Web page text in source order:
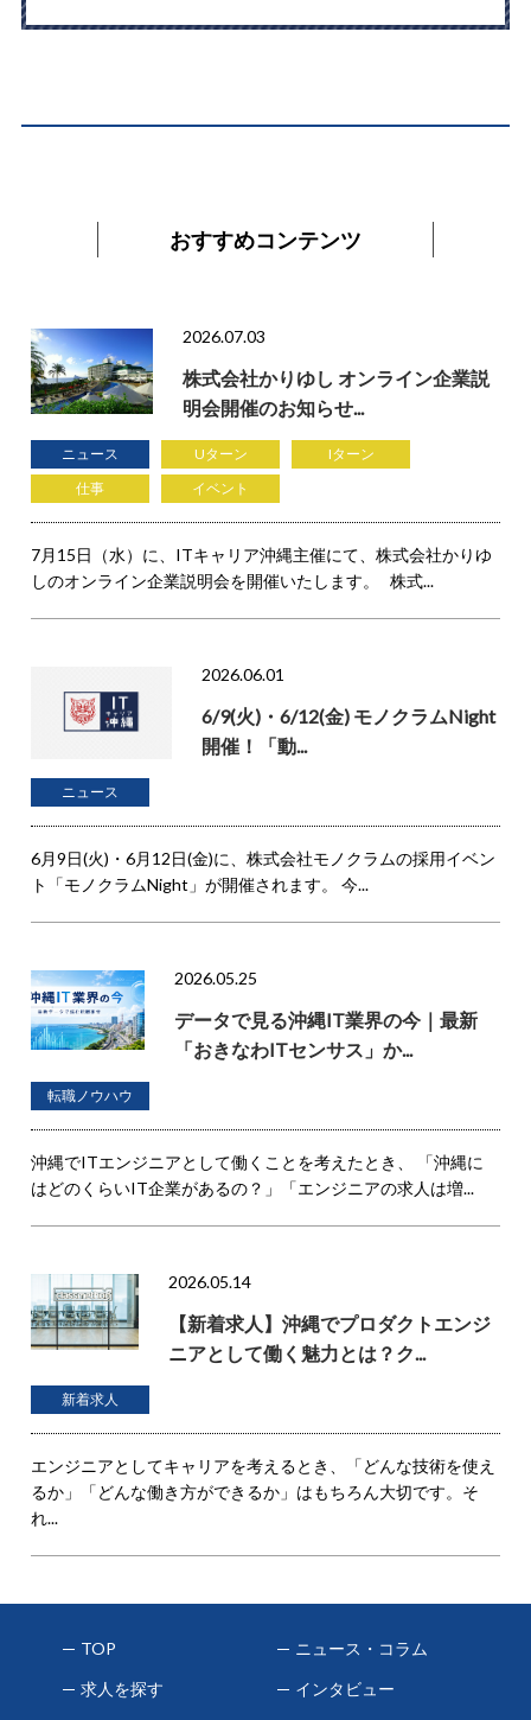
おすすめコンテンツ
2026.07.03
株式会社かりゆし オンライン企業説
明会開催のお知らせ...
ニュース Uターン
Iターン
仕事
イベント
7月15日（水）に、ITキャリア沖縄主催にて、株式会社かりゆ
しのオンライン企業説明会を開催いたします。 株式...
2026.06.01
6/9(火)・6/12(金) モノクラムNight
開催！「動...
ニュース
6月9日(火)・6月12日(金)に、株式会社モノクラムの採用イベン
ト「モノクラムNight」が開催されます。 今...
2026.05.25
データで見る沖縄IT業界の今｜最新
「おきなわITセンサス」か...
転職ノウハウ
沖縄でITエンジニアとして働くことを考えたとき、 「沖縄に
はどのくらいIT企業があるの？」「エンジニアの求人は増...
2026.05.14
【新着求人】沖縄でプロダクトエンジ
ニアとして働く魅力とは？ク...
新着求人
エンジニアとしてキャリアを考えるとき、「どんな技術を使え
るか」「どんな働き方ができるか」はもちろん大切です。そ
れ...
TOP
求人を探す
ニュース・コラム
インタビュー